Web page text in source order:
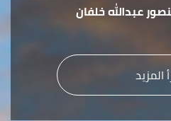
عبدالله خلفان
المزيد